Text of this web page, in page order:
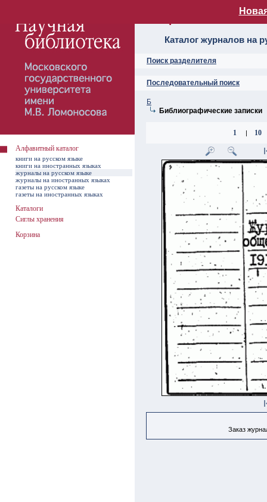
Алфавитный
Каталог журналов на
Поиск разделителя
Последовательный поиск
Б
Библиографические записки
1 | 10
Заказ
Алфавитный каталог
книги на русском языке
книги на иностранных языках
журналы на русском языке
журналы на иностранных языках
газеты на русском языке
газеты на иностранных языках
Каталоги
Сиглы хранения
Корзина